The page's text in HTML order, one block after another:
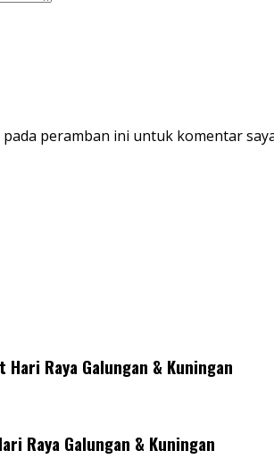
pada peramban ini untuk komentar
Raya Galungan & Kuningan
Raya Galungan & Kuningan